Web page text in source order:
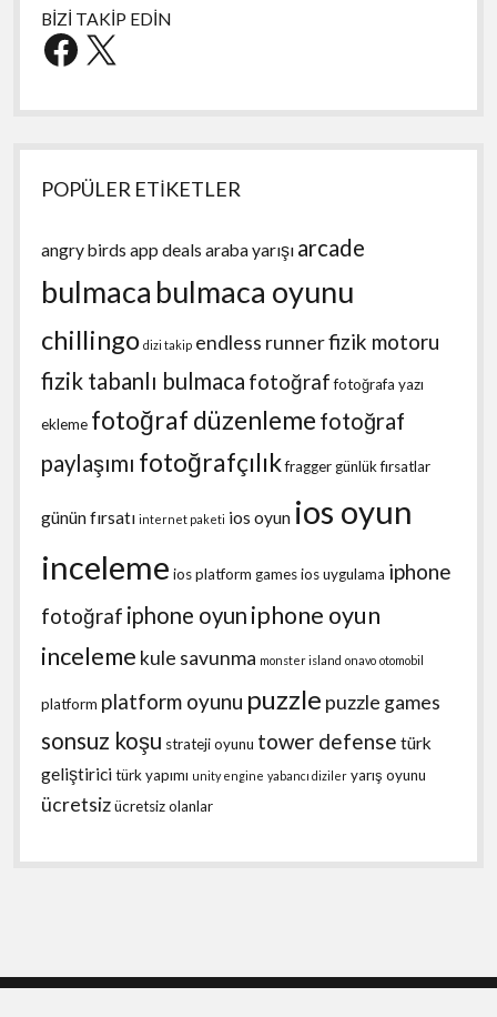
BİZİ TAKİP EDİN
Facebook
X
POPÜLER ETİKETLER
angry birds app deals araba yarışı arcade
bulmaca bulmaca oyunu
chillingo dizi takip endless runnerfizik motoru
fizik tabanlı bulmaca fotoğraf fotoğrafa yazı
ekleme fotoğraf düzenleme fotoğraf
paylaşımı fotoğrafçılıkfraggergünlük fırsatlar
günün fırsatı internet paketi ios oyun ios oyun
inceleme ios platform gamesios uygulama iphone
fotoğraf iphone oyun iphone oyun
inceleme kule savunma monster island onavo otomobil
platform platform oyunu puzzle puzzle games
sonsuz koşu strateji oyunu tower defense türk
geliştiricitürk yapımı unity engine yabancı diziler yarış oyunu
ücretsizücretsiz olanlar